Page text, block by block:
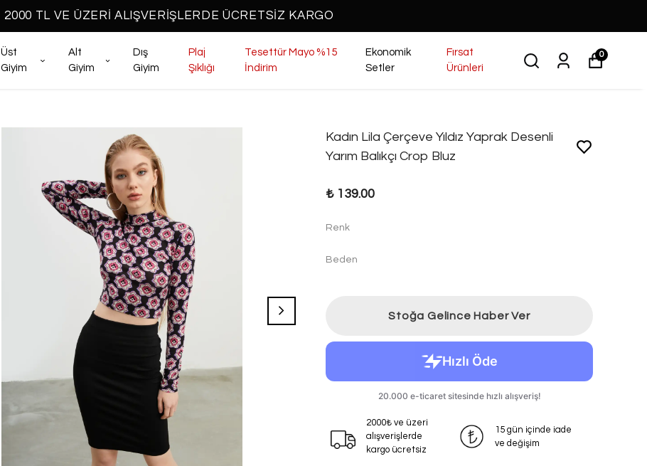
2000 TL VE ÜZERİ ALIŞVERİŞLERDE ÜCRETSİZ KARGO
Üst
Giyim
Alt
Giyim
Dış
Giyim
Plaj
Şıklığı
Tesettür Mayo %15
İndirim
Ekonomik
Setler
Fırsat
Ürünleri
0
Kadın Lila Çerçeve Yıldız Yaprak Desenli
Yarım Balıkçı Crop Bluz
₺ 139.00
Renk
Beden
Stoğa Gelince Haber Ver
2000₺ ve üzeri
alışverişlerde
kargo ücretsiz
15 gün içinde iade
ve değişim